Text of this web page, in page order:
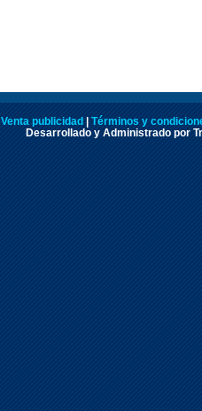
Venta publicidad
Términos y
Desarrollado y Administrado por